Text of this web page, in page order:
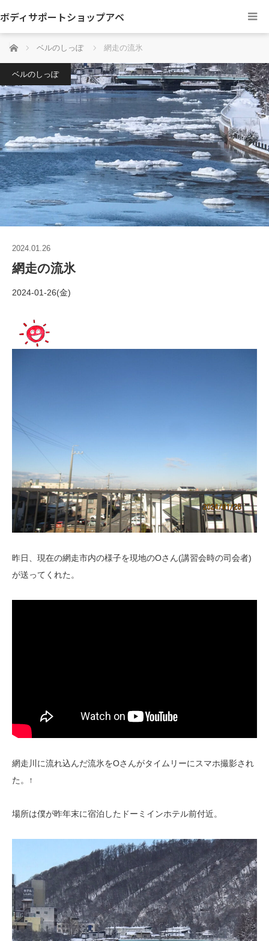
ボディサポートショップアベ
ホーム ベルのしっぽ 網走の流氷
ベルのしっぽ
2024.01.26
網走の流氷
2024-01-26(金)
昨日、現在の網走市内の様子を現地のOさん(講習会時の司会者)
が送ってくれた。
網走川に流れ込んだ流氷をOさんがタイムリーにスマホ撮影され
た。↑
場所は僕が昨年末に宿泊したドーミインホテル前付近。